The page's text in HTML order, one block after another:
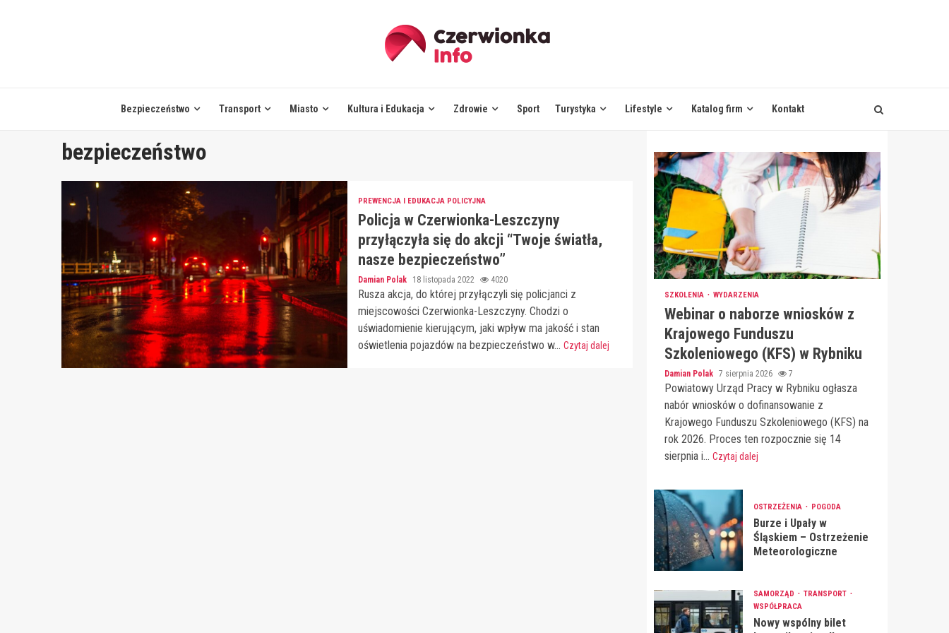
Bezpieczeństwo Transport Miasto Kultura i Edukacja Zdrowie Sport Turystyka Lifestyle Katalog firm Kontakt
bezpieczeństwo
PREWENCJA I EDUKACJA POLICYJNA
Policja w Czerwionka-Leszczyny
przyłączyła się do akcji “Twoje światła,
nasze bezpieczeństwo”
Damian Polak 18 listopada 2022 4020
Rusza akcja, do której przyłączyli się policjanci z
miejscowości Czerwionka-Leszczyny. Chodzi o
uświadomienie kierującym, jaki wpływ ma jakość i stan
oświetlenia pojazdów na bezpieczeństwo w... Czytaj dalej
SZKOLENIA WYDARZENIA
Webinar o naborze wniosków z
Krajowego Funduszu
Szkoleniowego (KFS) w Rybniku
Damian Polak 7 sierpnia 2026 7
Powiatowy Urząd Pracy w Rybniku ogłasza
nabór wniosków o dofinansowanie z
Krajowego Funduszu Szkoleniowego (KFS) na
rok 2026. Proces ten rozpocznie się 14
sierpnia i... Czytaj dalej
OSTRZEŻENIA POGODA
Burze i Upały w
Śląskiem – Ostrzeżenie
Meteorologiczne
SAMORZĄD
TRANSPORT
WSPÓŁPRACA
Nowy wspólny bilet